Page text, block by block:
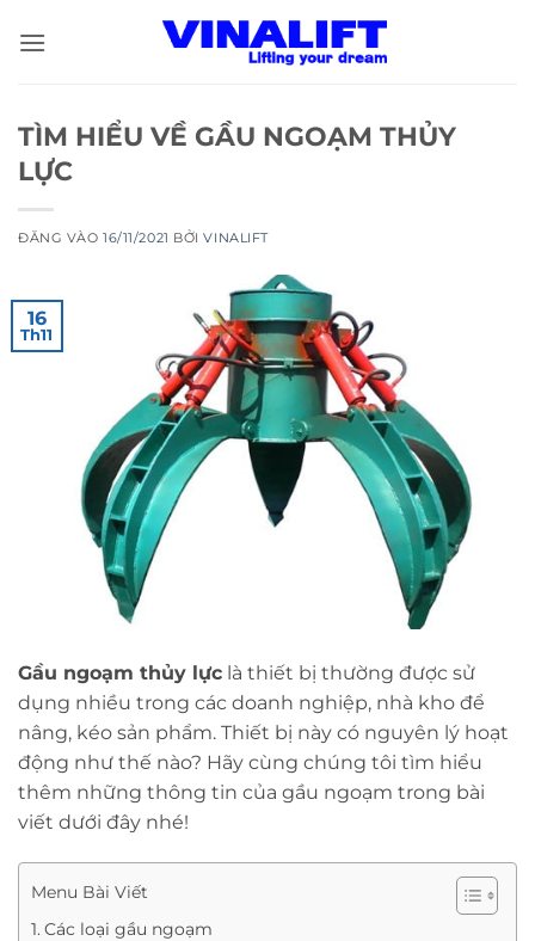
qua
TÌM HIỂU VỀ GẦU NGOẠM THỦY
LỰC
ĐĂNG VÀO16/11/2021 BỞIVINALIFT
16
Th11
Gầu ngoạm thủy lực là thiết bị thường được sử
dụng nhiều trong các doanh nghiệp, nhà kho để
nâng, kéo sản phẩm. Thiết bị này có nguyên lý hoạt
động như thế nào? Hãy cùng chúng tôi tìm hiểu
thêm những thông tin của gầu ngoạm trong bài
viết dưới đây nhé!
Menu Bài Viết
Các loại gầu ngoạm